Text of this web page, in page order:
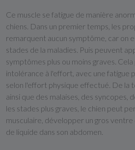
Ce muscle se fatigue de manière
chiens. Dans un premier temps, les
remarquent aucun symptôme, car on
stades de la maladies. Puis peuvent
symptômes plus ou moins graves.
intolérance à l'effort, avec une fatigue
selon l'effort physique effectué. De la
ainsi que des malaises, des syncopes,
les stades plus graves, le chien peut
musculaire, développer un gros ventre
de liquide dans son abdomen.